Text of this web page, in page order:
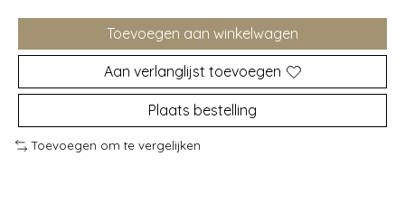
Toevoegen aan winkelwagen
Aan verlanglijst toevoegen
Plaats bestelling
Toevoegen om te vergelijken